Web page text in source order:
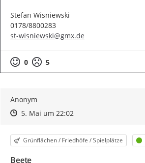
Stefan Wisniewski
st-wisniewski@gmx.de
0 5
Anonym
Zeitpunkt des Erstellens
Zeitpunkt des Erstellens
5. Mai um 22:02Zur Äußerung
Kategorie
Grünflächen / Friedhöfe / Spielplätze
Beete